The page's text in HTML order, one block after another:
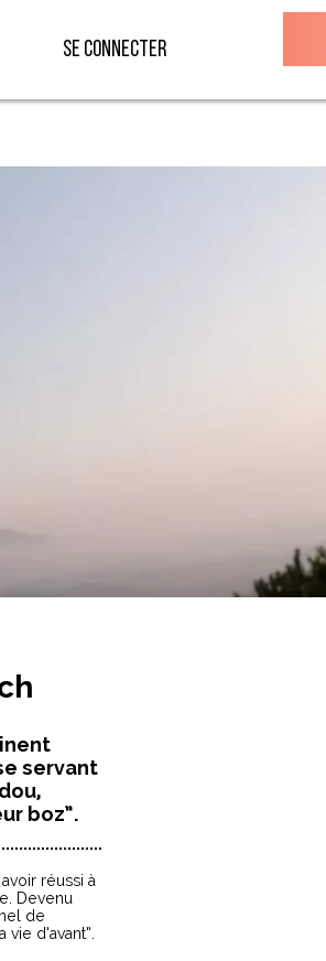
Se connecter
servant
boz”.
réussi à
Devenu
de
d’avant”.